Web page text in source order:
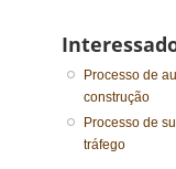
Processo de
construção
Processo de
tráfego